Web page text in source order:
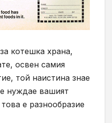
котешка храна,
освен самия
той наистина знае
нуждае вашият
е разнообразие